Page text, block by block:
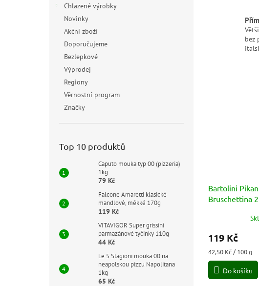
Chlazené výrobky
Novinky
Akční zboží
Doporučujeme
Bezlepkové
Výprodej
Regiony
Věrnostní program
Značky
Top 10 produktů
Caputo mouka typ 00 (pizzeria)
1kg
79 Kč
Falcone Amaretti klasické
mandlové, měkké 170g
119 Kč
VITAVIGOR Super grissini
parmazánové tyčinky 110g
44 Kč
Le 5 Stagioni mouka 00 na
neapolskou pizzu Napolitana
1kg
65 Kč
bez
Bartolini
Bruschettina
produktu
5,0
5
119 Kč
Měrná
cena:
42,50 Kč / 100 g
Do košíku